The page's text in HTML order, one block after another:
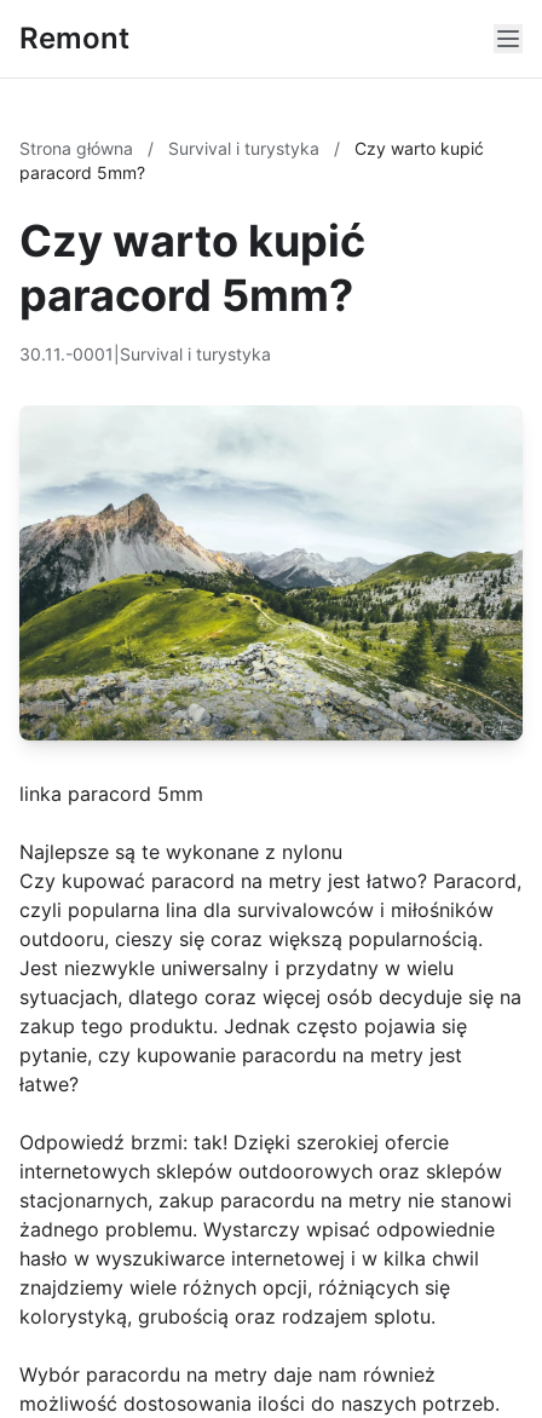
Remont
Strona główna / Survival i turystyka /
Czy warto kupić
paracord 5mm?
Czy warto kupić
paracord 5mm?
30.11.-0001 Survival i turystyka
linka paracord 5mm
Najlepsze są te wykonane z nylonu
Czy kupować paracord na metry jest łatwo? Paracord,
czyli popularna lina dla survivalowców i miłośników
outdooru, cieszy się coraz większą popularnością.
Jest niezwykle uniwersalny i przydatny w wielu
sytuacjach, dlatego coraz więcej osób decyduje się na
zakup tego produktu. Jednak często pojawia się
pytanie, czy kupowanie paracordu na metry jest
łatwe?
Odpowiedź brzmi: tak! Dzięki szerokiej ofercie
internetowych sklepów outdoorowych oraz sklepów
stacjonarnych, zakup paracordu na metry nie stanowi
żadnego problemu. Wystarczy wpisać odpowiednie
hasło w wyszukiwarce internetowej i w kilka chwil
znajdziemy wiele różnych opcji, różniących się
kolorystyką, grubością oraz rodzajem splotu.
Wybór paracordu na metry daje nam również
możliwość dostosowania ilości do naszych potrzeb.